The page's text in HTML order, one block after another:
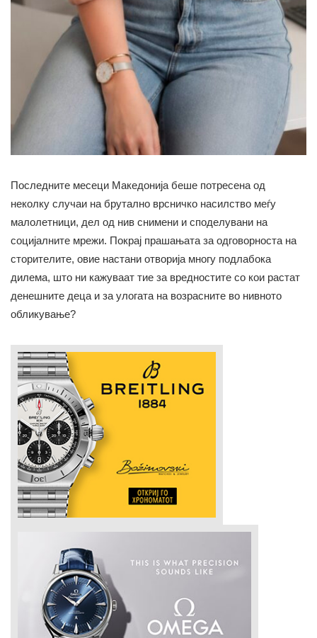
Последните месеци Македонија беше потресена од
неколку случаи на брутално врсничко насилство меѓу
малолетници, дел од нив снимени и споделувани на
социјалните мрежи. Покрај прашањата за одговорноста на
сторителите, овие настани отворија многу подлабока
дилема, што ни кажуваат тие за вредностите со кои растат
денешните деца и за улогата на возрасните во нивното
обликување?